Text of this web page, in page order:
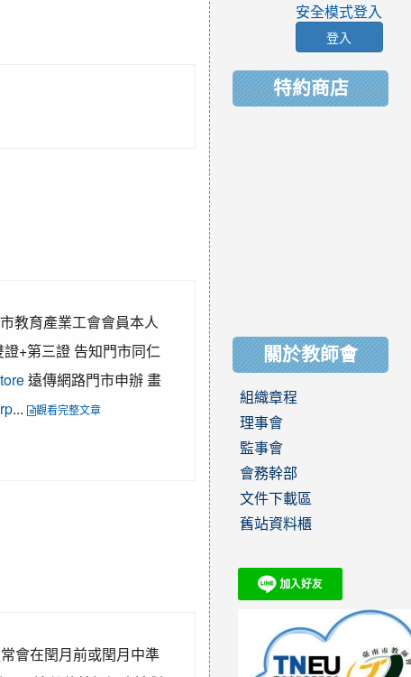
教育產業工會會員本人
+第三證 告知門市同仁
遠傳網路門市申辦 畫
... 觀看完整文章
會在閏月前或閏月中準
安全模式登入
登入
特約商店
關於教師會
組織章程
理事會
監事會
會務幹部
文件下載區
舊站資料櫃